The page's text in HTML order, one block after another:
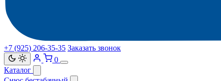
+7 (925) 206‑35‑35 Заказать звонок
0
Каталог